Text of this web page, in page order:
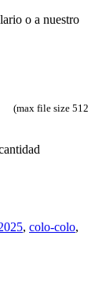
o a nuestro
(max file size 512
, colo-colo,